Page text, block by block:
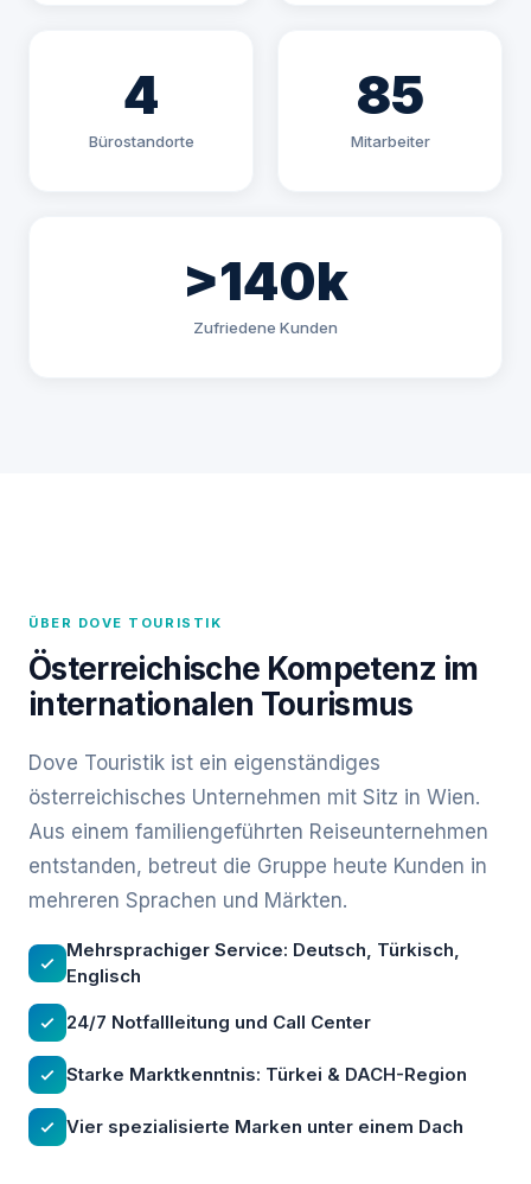
4
Bürostandorte
85
Mitarbeiter
>140k
Zufriedene Kunden
ÜBER DOVE TOURISTIK
Österreichische Kompetenz im
internationalen Tourismus
Dove Touristik ist ein eigenständiges
österreichisches Unternehmen mit Sitz in Wien.
Aus einem familiengeführten Reiseunternehmen
entstanden, betreut die Gruppe heute Kunden in
mehreren Sprachen und Märkten.
Mehrsprachiger Service: Deutsch, Türkisch,
Englisch
24/7 Notfallleitung und Call Center
Starke Marktkenntnis: Türkei & DACH-Region
Vier spezialisierte Marken unter einem Dach